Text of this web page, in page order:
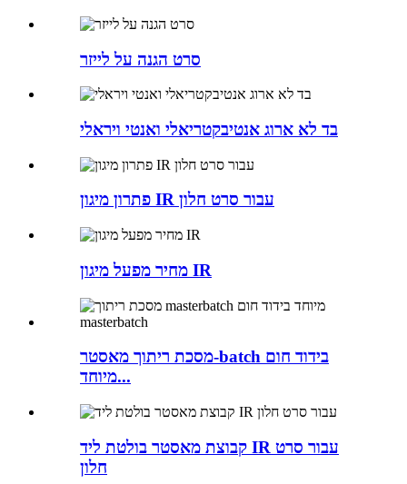
סרט הגנה על לייזר
בד לא ארוג אנטיבקטריאלי ואנטי ויראלי
פתרון מיגון IR עבור סרט חלון
מחיר מפעל מיגון IR
מסכת ריתוך מאסטר-batch בידוד חום
מיוחד...
קבוצת מאסטר בולטת ליד IR עבור סרט
חלון